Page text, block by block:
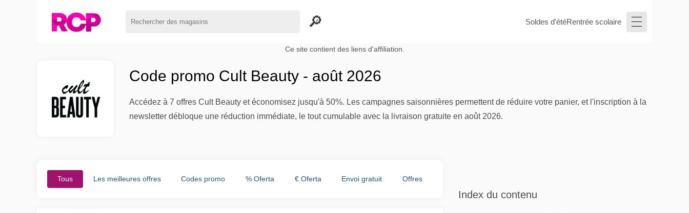
Soldes d'étéRentrée scolaire
Ce site contient des liens d'affiliation.
Code promo Cult Beauty - août 2026
Accédez à 7 offres Cult Beauty et économisez jusqu'à 50%. Les campagnes saisonnières permettent de réduire votre panier, et l'inscription à la
newsletter débloque une réduction immédiate, le tout cumulable avec la livraison gratuite en août 2026.
Tous Les meilleures offres Codes promo % Oferta € Oferta Envoi gratuit Offres
Index du contenu